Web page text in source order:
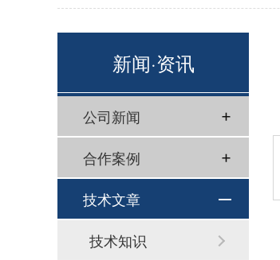
新闻·资讯
公司新闻
合作案例
技术文章
技术知识